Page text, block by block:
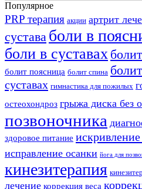
Популярное
PRP терапия акции артрит
сустава боли в
боли в суставах
болит поясница болит спина
суставах гимнастика для пожилых
остеохондроз грыжа диска без
позвоночника
здоровое питание
исправление осанки йога для
кинезитерапия
лечение коррекция веса